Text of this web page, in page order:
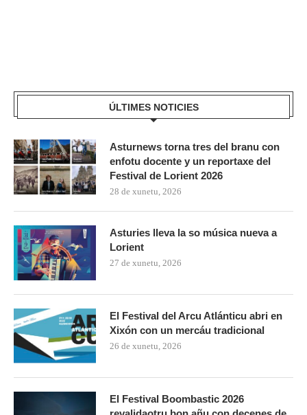
ÚLTIMES NOTICIES
Asturnews torna tres del branu con
enfotu docente y un reportaxe del
Festival de Lorient 2026
28 de xunetu, 2026
Asturies lleva la so música nueva a
Lorient
27 de xunetu, 2026
El Festival del Arcu Atlánticu abri en
Xixón con un mercáu tradicional
26 de xunetu, 2026
El Festival Boombastic 2026